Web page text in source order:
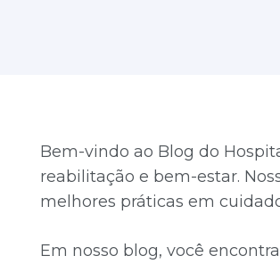
Bem-vindo ao Blog do
reabilitação e bem-estar.
melhores práticas em
Em nosso blog, você